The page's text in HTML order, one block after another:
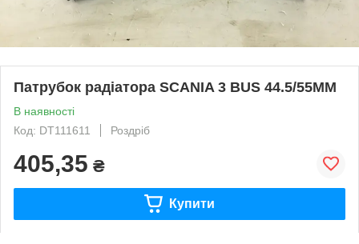
Патрубок радіатора SCANIA 3 BUS 44.5/55MM
В наявності
Код: DT111611
Роздріб
405,35 ₴
Купити